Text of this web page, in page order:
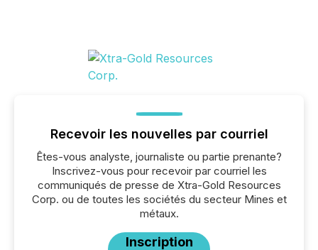
Recevoir les nouvelles par courriel
Êtes-vous analyste, journaliste ou partie prenante?
Inscrivez-vous pour recevoir par courriel les
communiqués de presse de Xtra-Gold Resources
Corp. ou de toutes les sociétés du secteur Mines et
métaux.
Inscription